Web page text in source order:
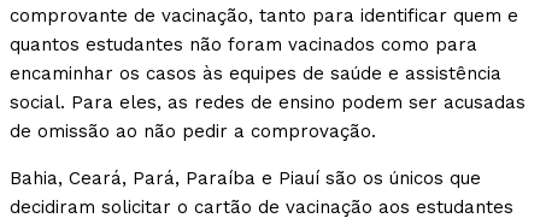
comprovante de vacinação, tanto para identificar quem e
quantos estudantes não foram vacinados como para
encaminhar os casos às equipes de saúde e assistência
social. Para eles, as redes de ensino podem ser acusadas
de omissão ao não pedir a comprovação.
Bahia, Ceará, Pará, Paraíba e Piauí são os únicos que
decidiram solicitar o cartão de vacinação aos estudantes